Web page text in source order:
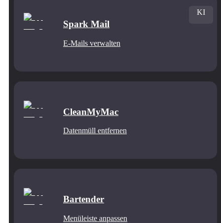
Spark Mail
E-Mails verwalten
KI
CleanMyMac
Datenmüll entfernen
Bartender
Menüleiste anpassen